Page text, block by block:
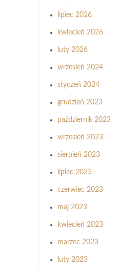
lipiec 2026
kwiecień 2026
luty 2026
wrzesień 2024
styczeń 2024
grudzień 2023
październik 2023
wrzesień 2023
sierpień 2023
lipiec 2023
czerwiec 2023
maj 2023
kwiecień 2023
marzec 2023
luty 2023